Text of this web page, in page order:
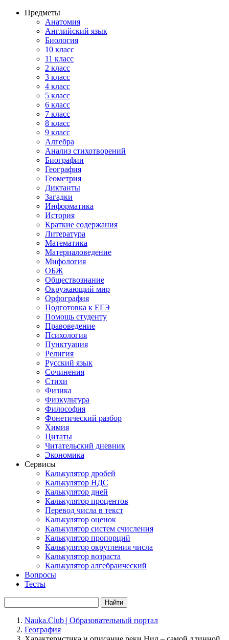
Предметы
Анатомия
Английский язык
Биология
10 класс
11 класс
2 класс
3 класс
4 класс
5 класс
6 класс
7 класс
8 класс
9 класс
Алгебра
Анализ стихотворений
Биографии
География
Геометрия
Диктанты
Загадки
Информатика
История
Краткие содержания
Литература
Математика
Материаловедение
Мифология
ОБЖ
Обществознание
Окружающий мир
Орфография
Подготовка к ЕГЭ
Помощь студенту
Правоведение
Психология
Пунктуация
Религия
Русский язык
Сочинения
Стихи
Физика
Физкультура
Философия
Фонетический разбор
Химия
Цитаты
Читательский дневник
Экономика
Сервисы
Калькулятор дробей
Калькулятор НДС
Калькулятор дней
Калькулятор процентов
Перевод числа в текст
Калькулятор оценок
Калькулятор систем счисления
Калькулятор пропорций
Калькулятор округления числа
Калькулятор возраста
Калькулятор алгебраический
Вопросы
Тесты
Найти
Nauka.Club | Образовательный портал
География